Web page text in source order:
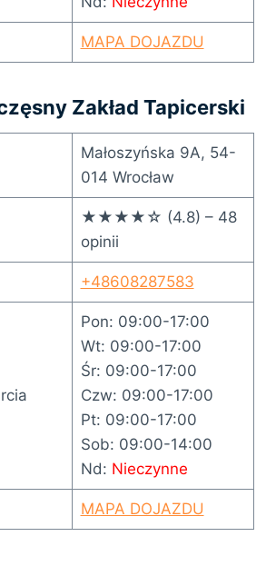
MAPA DOJAZDU
Zakład Tapicerski
Małoszyńska 9A, 54-
014 Wrocław
★★★★☆ (4.8) – 48
opinii
+48608287583
Pon: 09:00-17:00
Wt: 09:00-17:00
Śr: 09:00-17:00
Czw: 09:00-17:00
Pt: 09:00-17:00
Sob: 09:00-14:00
Nd: Nieczynne
MAPA DOJAZDU